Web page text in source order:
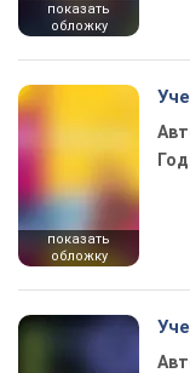
показать
обложку
показать
обложку